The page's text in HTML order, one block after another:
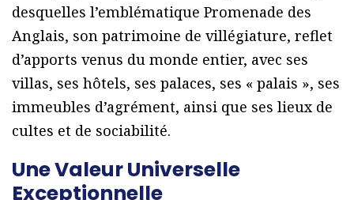
desquelles l’emblématique Promenade des
Anglais, son patrimoine de villégiature, reflet
d’apports venus du monde entier, avec ses
villas, ses hôtels, ses palaces, ses « palais », ses
immeubles d’agrément, ainsi que ses lieux de
cultes et de sociabilité.
Une Valeur Universelle
Exceptionnelle